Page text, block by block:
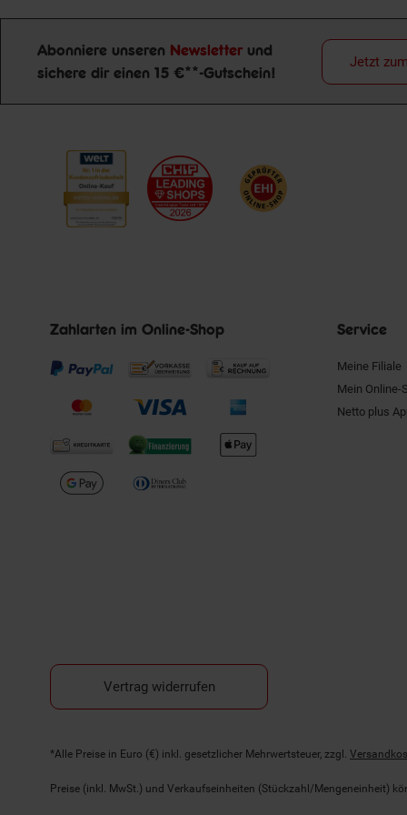
Newsletter Anmeldung
Abonniere unseren Newsletter und
sichere dir einen 15 €**-Gutschein!
Jetzt
Zahlarten im Online-Shop Service
Meine Filiale
Mein Online-
Netto plus
Vertrag widerrufen
Fußnoten
*Alle Preise in Euro (€) inkl. gesetzlicher Mehrwertsteuer, zzgl.
Preise (inkl. MwSt.) und Verkaufseinheiten (Stückzahl/Mengeneinheit)